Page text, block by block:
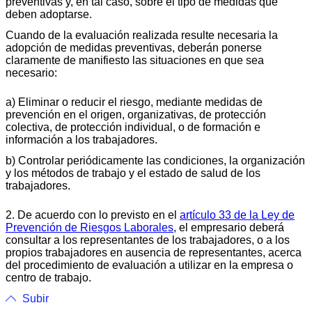
deben adoptarse.
Cuando de la evaluación realizada resulte necesaria la
adopción de medidas preventivas, deberán ponerse
claramente de manifiesto las situaciones en que sea
necesario:
a) Eliminar o reducir el riesgo, mediante medidas de
prevención en el origen, organizativas, de protección
colectiva, de protección individual, o de formación e
información a los trabajadores.
b) Controlar periódicamente las condiciones, la organización
y los métodos de trabajo y el estado de salud de los
trabajadores.
2. De acuerdo con lo previsto en el artículo 33 de la Ley de
Prevención de Riesgos Laborales, el empresario deberá
consultar a los representantes de los trabajadores, o a los
propios trabajadores en ausencia de representantes, acerca
del procedimiento de evaluación a utilizar en la empresa o
centro de trabajo.
Subir